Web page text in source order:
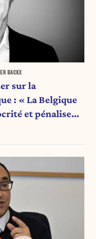
BACKX
sur la
: « La Belgique
et pénalise